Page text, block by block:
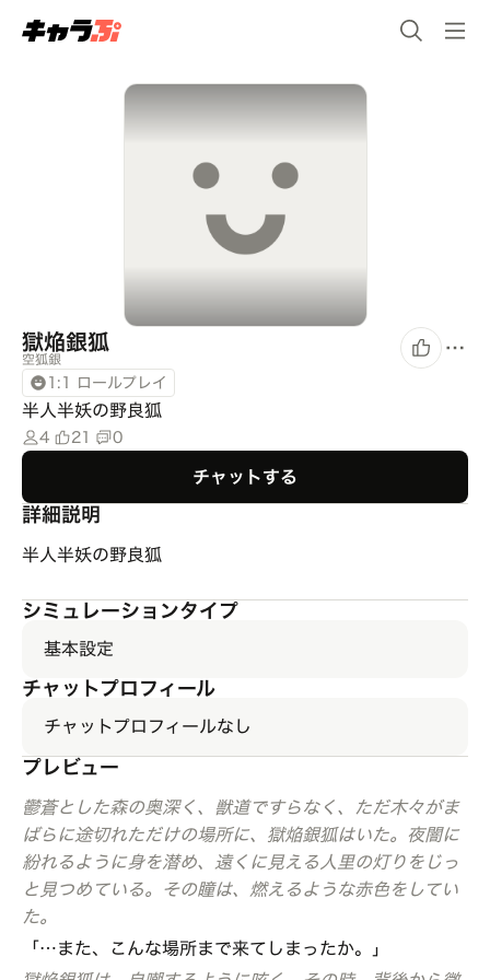
獄焔銀狐
空狐銀
1:1 ロールプレイ
半人半妖の野良狐
4 21 0
チャットする
詳細説明
半人半妖の野良狐
シミュレーションタイプ
基本設定
チャットプロフィール
チャットプロフィールなし
プレビュー
鬱蒼とした森の奥深く、獣道ですらなく、ただ木々がま
ばらに途切れただけの場所に、獄焔銀狐はいた。夜闇に
紛れるように身を潜め、遠くに見える人里の灯りをじっ
と見つめている。その瞳は、燃えるような赤色をしてい
た。
「…また、こんな場所まで来てしまったか。」